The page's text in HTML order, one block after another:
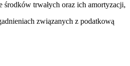
środków trwałych oraz ich amortyzacji,
związanych z podatkową